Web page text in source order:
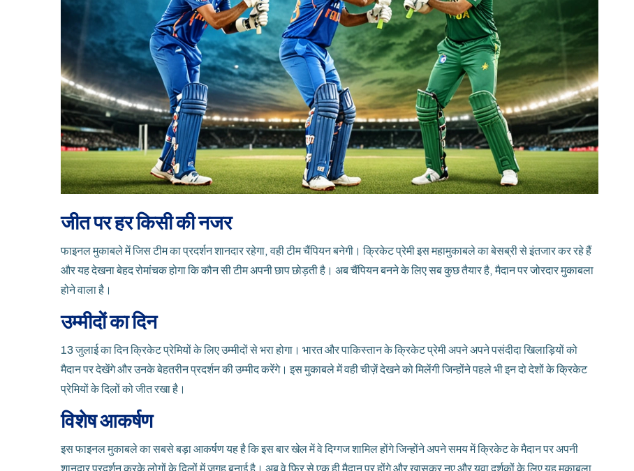
जीत पर हर किसी की नजर
फाइनल मुकाबले में जिस टीम का प्रदर्शन शानदार रहेगा, वही टीम चैंपियन बनेगी। क्रिकेट प्रेमी इस महामुकाबले का बेसब्री से इंतजार कर रहे हैं
और यह देखना बेहद रोमांचक होगा कि कौन सी टीम अपनी छाप छोड़ती है। अब चैंपियन बनने के लिए सब कुछ तैयार है, मैदान पर जोरदार मुकाबला
होने वाला है।
उम्मीदों का दिन
13 जुलाई का दिन क्रिकेट प्रेमियों के लिए उम्मीदों से भरा होगा। भारत और पाकिस्तान के क्रिकेट प्रेमी अपने अपने पसंदीदा खिलाड़ियों को
मैदान पर देखेंगे और उनके बेहतरीन प्रदर्शन की उम्मीद करेंगे। इस मुकाबले में वही चीज़ें देखने को मिलेंगी जिन्होंने पहले भी इन दो देशों के क्रिकेट
प्रेमियों के दिलों को जीत रखा है।
विशेष आकर्षण
इस फाइनल मुकाबले का सबसे बड़ा आकर्षण यह है कि इस बार खेल में वे दिग्गज शामिल होंगे जिन्होंने अपने समय में क्रिकेट के मैदान पर अपनी